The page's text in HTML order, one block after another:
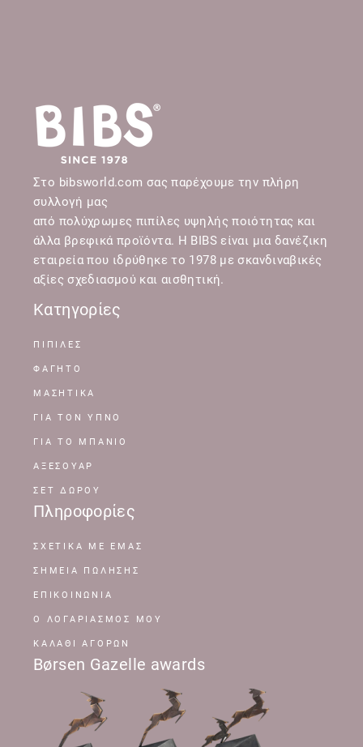
Στο bibsworld.com σας παρέχουμε την πλήρη
συλλογή μας
από πολύχρωμες πιπίλες υψηλής ποιότητας και
άλλα βρεφικά προϊόντα. Η BIBS είναι μια δανέζικη
εταιρεία που ιδρύθηκε το 1978 με σκανδιναβικές
αξίες σχεδιασμού και αισθητική.
Κατηγορίες
ΠΙΠΙΛΕΣ
ΦΑΓΗΤΟ
ΜΑΣΗΤΙΚΑ
ΓΙΑ ΤΟΝ ΥΠΝΟ
ΓΙΑ ΤΟ ΜΠΑΝΙΟ
ΑΞΕΣΟΥΑΡ
ΣΕΤ ΔΩΡΟΥ
Πληροφορίες
ΣΧΕΤΙΚΆ ΜΕ ΕΜΆΣ
ΣΗΜΕΊΑ ΠΏΛΗΣΗΣ
ΕΠΙΚΟΙΝΩΝΊΑ
Ο ΛΟΓΑΡΙΑΣΜΌΣ ΜΟΥ
ΚΑΛΆΘΙ ΑΓΟΡΏΝ
Børsen Gazelle awards